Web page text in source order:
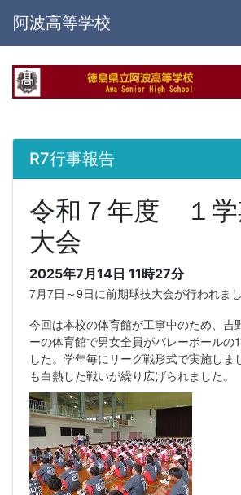
阿波高等学校
R7行事報告
令和７年度 １学
大会
2025年7月14日 11時27分
7月7日～9日に前期球技大会が行われまし
今回は本校の体育館が工事中のため、吉
ーの体育館で男女全員がバレーボールの
した。学年毎にリーグ戦形式で実施しま
も白熱した戦いが繰り広げられました。